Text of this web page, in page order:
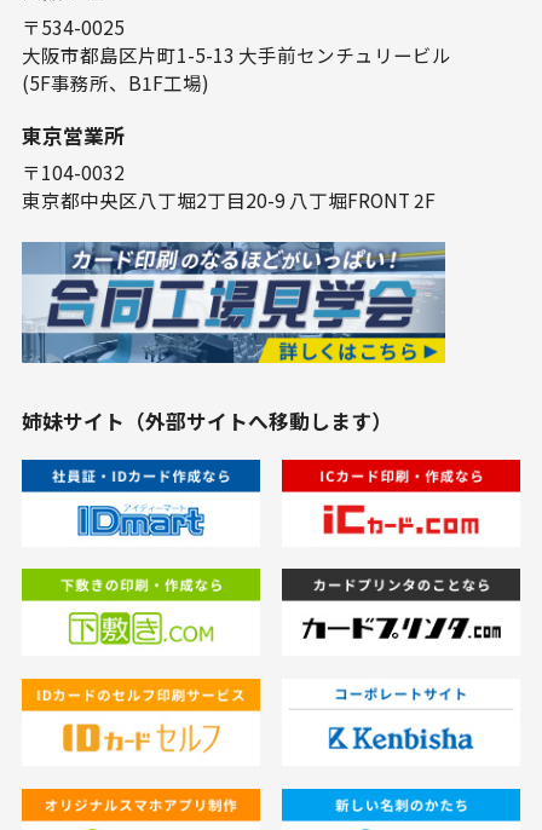
〒534-0025
⼤阪市都島区⽚町1-5-13 ⼤⼿前センチュリービル
(5F事務所、B1F⼯場)
東京営業所
〒104-0032
東京都中央区⼋丁堀2丁⽬20-9 ⼋丁堀FRONT 2F
姉妹サイト（外部サイトへ移動します）